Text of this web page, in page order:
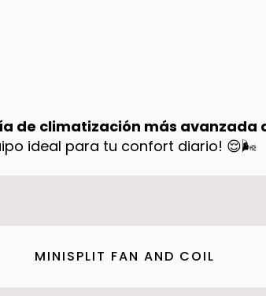
de climatización más avanzada
ideal para tu confort diario! 😌🌬️
MINISPLIT FAN AND COIL